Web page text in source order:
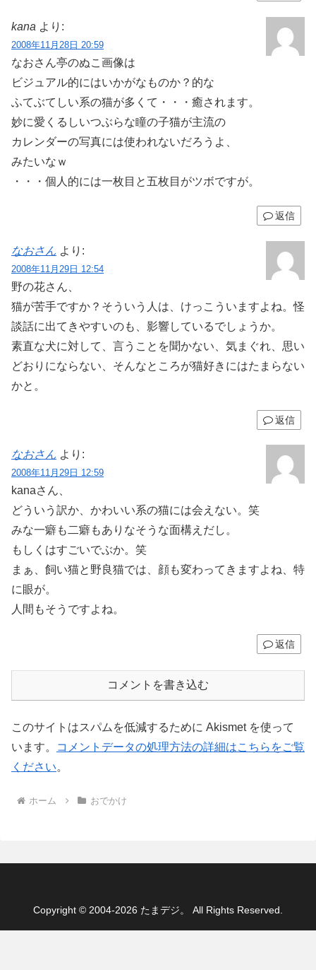
kana より:
2008年11月28日 20:59
なおさん亭のぬこ画像は
ビジュアル的にはいかがなものか？的な
ふてぶてしい系の猫が多くて・・・癒されます。
妙に愛くるしいつぶらな瞳の子猫が主流の
カレンダーの写真には使われないだろうよ、
みたいなｗ
・・・個人的には一枚目と五枚目がツボですが。
返信
なおさん より:
2008年11月29日 12:54
野の花さん、
猫が苦手ですか？そういう人は、けっこういますよね。怪
談話に出てきやすいのも、影響しているでしょうか。
素直な犬に対して、言うことを聞かない、気まぐれ、思い
どおりにならない、そんなところが猫好きにはたまらない
かと。
返信
なおさん より:
2008年11月29日 12:59
kanaさん、
どういう訳か、かわいい系の猫には会えない。笑
みな一癖も二癖もありなそうな面構えだし。
もしくはすごいでぶか。笑
まぁ、飼い猫と野良猫では、顔も変わってきますよね、特
に眼が。
人間もそうですよね。
返信
コメントを書き込む
このサイトはスパムを低減するために Akismet を使って
います。
コメントデータの処理方法の詳細はこちらをご覧
ください。
ホーム おでかけ
Copyright © 2004-2026 たまデジ。 All Rights Reserved.